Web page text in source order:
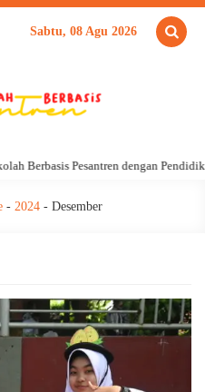
Sabtu, 08 Agu 2026
Pesantren dengan Pendidikan
- 2024- Desember